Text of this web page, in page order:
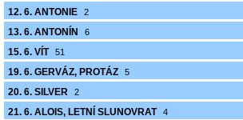
12. 6. ANTONIE 2
13. 6. ANTONÍN 6
15. 6. VÍT 51
19. 6. GERVÁZ, PROTÁZ 5
20. 6. SILVER 2
21. 6. ALOIS, LETNÍ SLUNOVRAT 4